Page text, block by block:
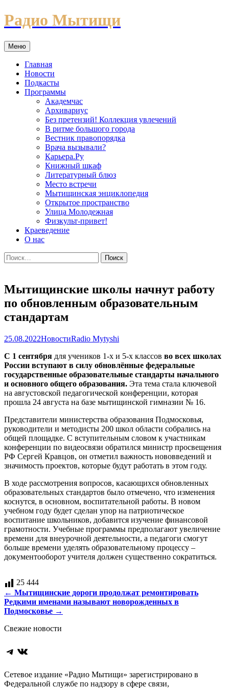
Перейти
к
Радио Мытищи
Меню
Главная
Новости
Подкасты
Программы
Академчас
Архивариус
Без претензий! Коллекция увлечений
В ритме большого города
Вестник правопорядка
Врача вызывали?
Карьера.Ру
Книжный шкаф
Литературный блюз
Место встречи
Мытищинская энциклопедия
Открытое пространство
Улица Молодежная
Физкульт-привет!
Краеведение
О нас
Найти:
Мытищинские школы начнут работу
по обновленным образовательным
стандартам
25.08.2022НовостиRadio Mytyshi
С 1 сентября для учеников 1-х и 5-х классов во всех школах
России вступают в силу обновлённые федеральные
государственные образовательные стандарты начального
и основного общего образования. Эта тема стала ключевой
на августовской педагогической конференции, которая
прошла 24 августа на базе мытищинской гимназии № 16.
Представители министерства образования Подмосковья,
руководители и методисты 200 школ области собрались на
общей площадке. С вступительным словом к участникам
конференции по видеосвязи обратился министр просвещения
РФ Сергей Кравцов, он отметил важность нововведений и
значимость проектов, которые будут работать в этом году.
В ходе рассмотрения вопросов, касающихся обновленных
образовательных стандартов было отмечено, что изменения
коснутся, в основном, воспитательной работы. В новом
учебном году будет сделан упор на патриотическое
воспитание школьников, добавится изучение финансовой
грамотности. Учебные программы предполагают увеличение
времени для внеурочной деятельности, а педагоги смогут
больше времени уделять образовательному процессу –
документооборот учителя должен существенно сократиться.
25 444
Навигация
по
← Мытищинские дороги продолжат ремонтировать
Редкими именами называют новорожденных в
Подмосковье →
Свежие новости
Telegram
ВКонтакте
Сетевое издание «Радио Мытищи» зарегистрировано в
Федеральной службе по надзору в сфере связи,